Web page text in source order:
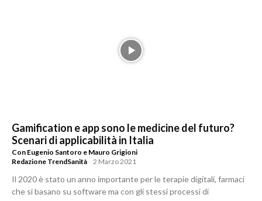
Gamification e app sono le medicine del futuro?
Scenari di applicabilità in Italia
Con Eugenio Santoro e Mauro Grigioni
Redazione TrendSanità - 2 Marzo 2021
Il 2020 è stato un anno importante per le terapie digitali, farmaci
che si basano su software ma con gli stessi processi di